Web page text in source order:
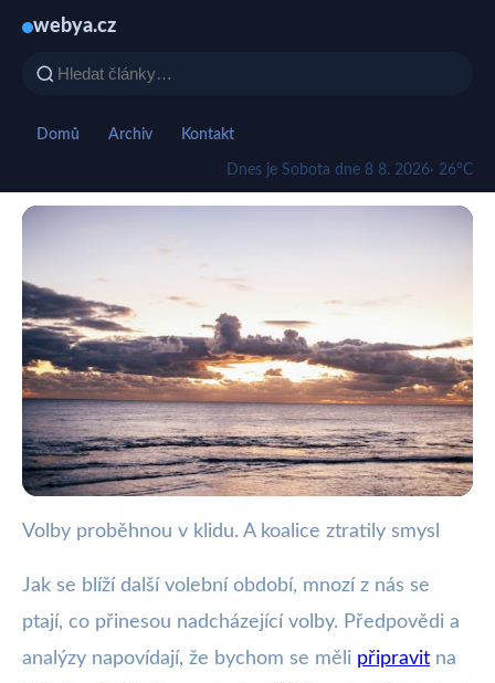
webya.cz
Domů Archiv Kontakt
Dnes je Sobota dne 8 8. 2026· 26°C
webya.cz
Volby v klidu: Konec tradičních
koalic, co to znamená?
24. 9. 2025 · 4 min čtení · Autor: Barbora Černá
Volby proběhnou v klidu. A koalice ztratily smysl
Jak se blíží další volební období, mnozí z nás se
ptají, co přinesou nadcházející volby. Předpovědi a
analýzy napovídají, že bychom se měli připravit na